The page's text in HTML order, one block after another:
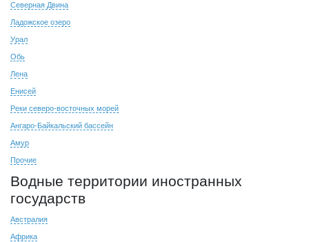
Северная Двина
Ладожское озеро
Урал
Обь
Лена
Енисей
Реки северо-восточных морей
Ангаро-Байкальский бассейн
Амур
Прочие
Водные территории иностранных
государств
Австралия
Африка